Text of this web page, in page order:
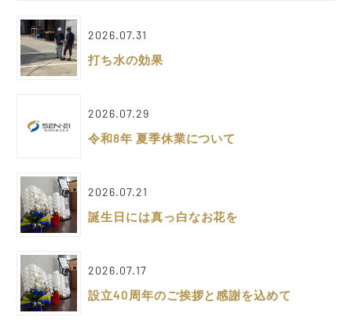
2026.07.31
打ち水の効果
2026.07.29
令和8年 夏季休業について
2026.07.21
誕生日には真っ白なお花を
2026.07.17
設立40周年のご挨拶と感謝を込めて